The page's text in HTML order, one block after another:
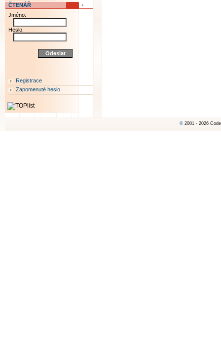
ČTENÁŘ
Jméno:
Heslo:
Registrace
Zapomenuté heslo
© 2001 - 2026